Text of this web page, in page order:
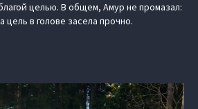
целью. В общем, Амур не промазал:
цель в голове засела прочно.